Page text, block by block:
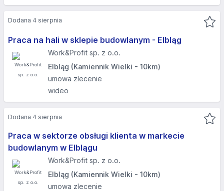
Praca na hali w sklepie budowlanym - Elbląg
Work&Profit sp. z o.o.
Elbląg (Kamiennik Wielki - 10km)
umowa zlecenie
wideo
Dodana 4 sierpnia
Praca w sektorze obsługi klienta w markecie
budowlanym w Elblągu
Work&Profit sp. z o.o.
Elbląg (Kamiennik Wielki - 10km)
umowa zlecenie
Dodana 4 sierpnia